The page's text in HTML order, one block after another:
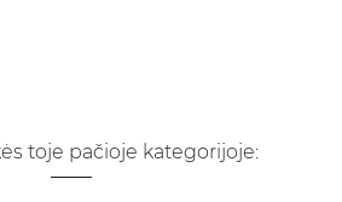
toje pačioje kategorijoje: